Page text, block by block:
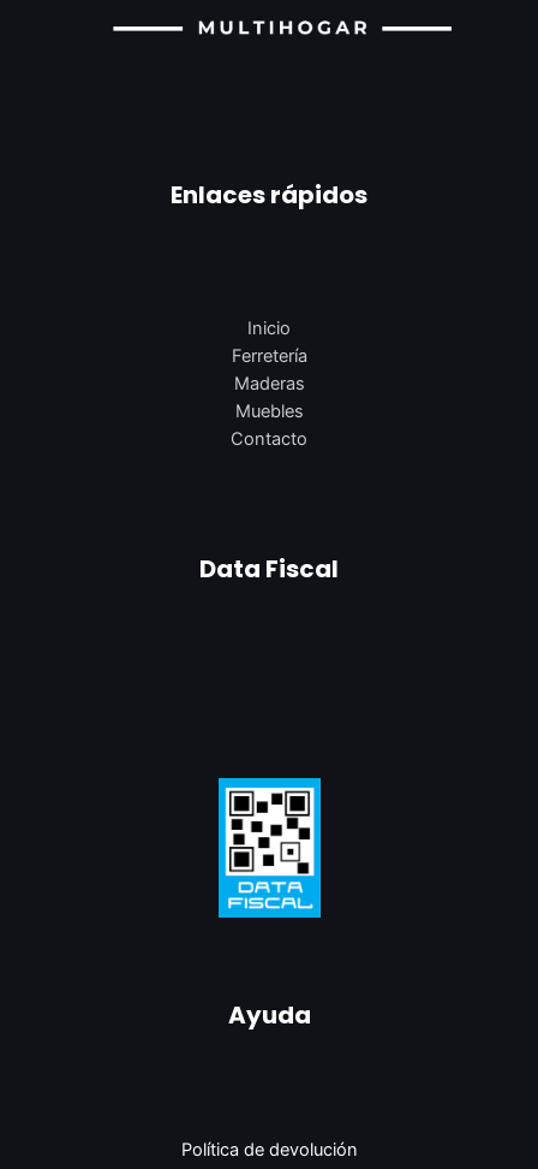
Enlaces rápidos
Inicio
Ferretería
Maderas
Muebles
Contacto
Data Fiscal
Ayuda
Política de devolución